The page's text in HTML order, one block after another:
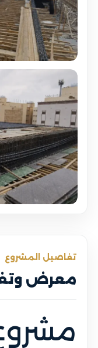
تفاصيل المشروع
معرض